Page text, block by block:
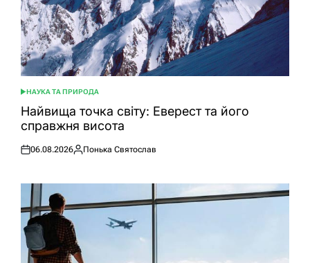
ОПУБЛІКУВАТИ
У
НАУКА ТА ПРИРОДА
Найвища точка світу: Еверест та його
справжня висота
Оприлюднено
06.08.2026
Опубліковано
Понька Святослав